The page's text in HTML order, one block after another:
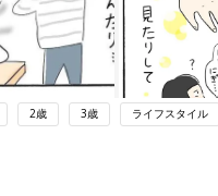
2歳 3歳 ライフスタイル